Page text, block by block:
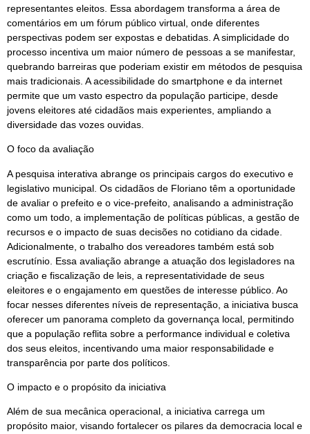
representantes eleitos. Essa abordagem transforma a área de
comentários em um fórum público virtual, onde diferentes
perspectivas podem ser expostas e debatidas. A simplicidade do
processo incentiva um maior número de pessoas a se manifestar,
quebrando barreiras que poderiam existir em métodos de pesquisa
mais tradicionais. A acessibilidade do smartphone e da internet
permite que um vasto espectro da população participe, desde
jovens eleitores até cidadãos mais experientes, ampliando a
diversidade das vozes ouvidas.
O foco da avaliação
A pesquisa interativa abrange os principais cargos do executivo e
legislativo municipal. Os cidadãos de Floriano têm a oportunidade
de avaliar o prefeito e o vice-prefeito, analisando a administração
como um todo, a implementação de políticas públicas, a gestão de
recursos e o impacto de suas decisões no cotidiano da cidade.
Adicionalmente, o trabalho dos vereadores também está sob
escrutínio. Essa avaliação abrange a atuação dos legisladores na
criação e fiscalização de leis, a representatividade de seus
eleitores e o engajamento em questões de interesse público. Ao
focar nesses diferentes níveis de representação, a iniciativa busca
oferecer um panorama completo da governança local, permitindo
que a população reflita sobre a performance individual e coletiva
dos seus eleitos, incentivando uma maior responsabilidade e
transparência por parte dos políticos.
O impacto e o propósito da iniciativa
Além de sua mecânica operacional, a iniciativa carrega um
propósito maior, visando fortalecer os pilares da democracia local e